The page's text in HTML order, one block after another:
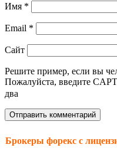
Имя *
Email *
Сайт
Решите пример, если вы
Пожалуйста, введите
два
Брокеры форекс с